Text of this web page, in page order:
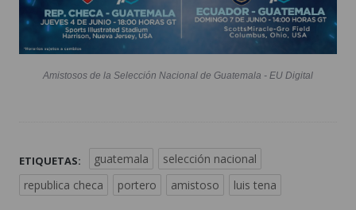
Amistosos de la Selección Nacional de Guatemala - EU Digital
ETIQUETAS: guatemala
selección nacional
republica checa
portero amistoso luis tena